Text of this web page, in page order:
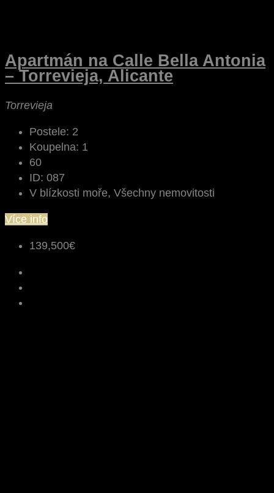
Apartmán na Calle Bella Antonia
– Torrevieja, Alicante
Torrevieja
Postele: 2
Koupelna: 1
60
ID: 087
V blízkosti moře, Všechny nemovitosti
Více info
139,500€